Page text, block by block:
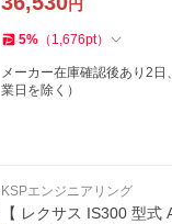
円
5% （ 1,676pt）
メーカー在庫確認後あり2
業日を除く）
KSPエンジニアリング
【 レクサス IS300 型